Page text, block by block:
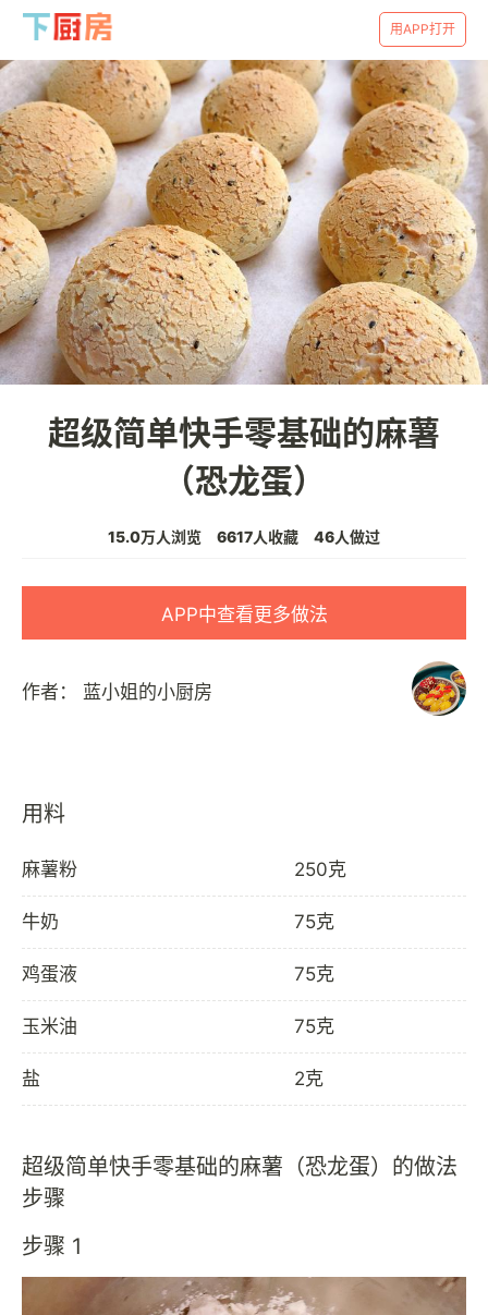
用APP打开
超级简单快手零基础的麻薯
（恐龙蛋）
15.0万人浏览 6617人收藏 46人做过
APP中查看更多做法
作者： 蓝小姐的小厨房
用料
麻薯粉 250克
牛奶 75克
鸡蛋液 75克
玉米油 75克
盐 2克
超级简单快手零基础的麻薯（恐龙蛋）的做法
步骤
步骤 1